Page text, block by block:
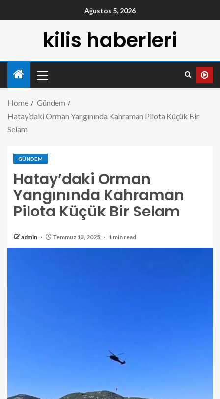
Ağustos 5, 2026
kilis haberleri
Home
Gündem
Hatay’daki Orman Yangınında Kahraman Pilota Küçük Bir
Selam
GÜNDEM
Hatay’daki Orman
Yangınında Kahraman
Pilota Küçük Bir Selam
admin Temmuz 13, 2025 1 min read